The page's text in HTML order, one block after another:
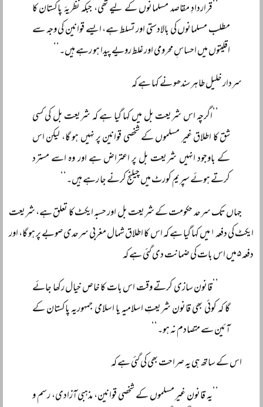
’’قراردادِ مقاصد مسلمانوں کے لیے تھی، جبکہ نظریۂ پاکستان کا
مطلب مسلمانوں کی بالادستی اور تسلط ہے، ایسے قوانین کی وجہ سے
اقلیتوں میں احساسِ محرومی اور غلط رویے پیدا ہو رہے ہیں۔‘‘
سردار خلیل طاہر سندھو نے کہا ہے کہ
’’اگرچہ اس شریعت بل میں کہا گیا ہے کہ شریعت بل کی کسی
شق کا اطلاق غیر مسلموں کے شخصی قوانین پر نہیں ہو گا، لیکن اس
کے باوجود انہیں شریعت بل پر اعتراض ہے اور وہ اسے مسترد
کرتے ہوئے سپریم کورٹ میں چیلنج کرنے جا رہے ہیں۔‘‘
جہاں تک سرحد حکومت کے شریعت بل اور حسبہ ایکٹ کا تعلق ہے، شریعت
ایکٹ کی دفعہ ۱ میں کہا گیا ہے کہ اس کا اطلاق شمال مغربی سرحدی صوبے پر ہو گا، اور
دفعہ ۵ میں اس بات کی ضمانت دی گئی ہے کہ
’’قانون سازی کرتے وقت اس بات کا خاص خیال رکھا جائے
گا کہ کوئی بھی قانون شریعتِ اسلامیہ یا اسلامی جمہوریہ پاکستان کے
آئین سے متصادم نہ ہو۔‘‘
اس کے ساتھ ہی یہ صراحت بھی کی گئی ہے کہ
’’یہ قانون غیر مسلموں کے شخصی قوانین، مذہبی آزادی، رسم و